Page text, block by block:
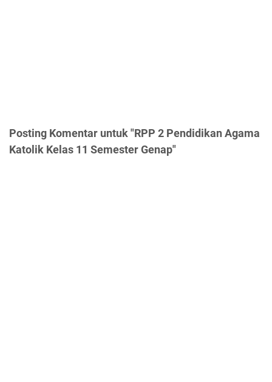
Posting Komentar untuk "RPP 2 Pendidikan Agama
Katolik Kelas 11 Semester Genap"